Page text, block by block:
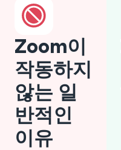
Zoom이
작동하지
않는 일
반적인
이유